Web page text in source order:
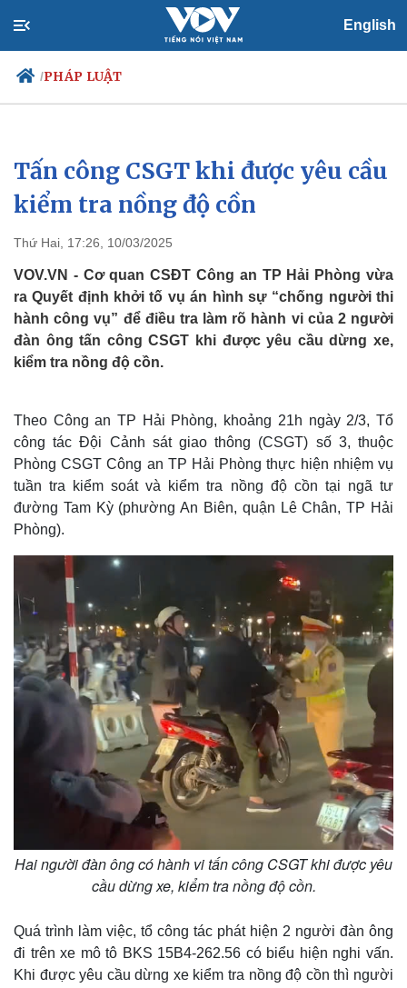
English
/PHÁP LUẬT
Chính trị
Đảng
Tổ chức nhân sự
Nhận diện sự thật
Xã hội
Tin 24h
Dự báo thời tiết
Việc làm
Biển đảo
Tấn công CSGT khi được yêu cầu
kiểm tra nồng độ cồn
Thứ Hai, 17:26, 10/03/2025
VOV.VN - Cơ quan CSĐT Công an TP Hải Phòng vừa
ra Quyết định khởi tố vụ án hình sự “chống người thi
hành công vụ” để điều tra làm rõ hành vi của 2 người
đàn ông tấn công CSGT khi được yêu cầu dừng xe,
kiểm tra nồng độ cồn.
Theo Công an TP Hải Phòng, khoảng 21h ngày 2/3, Tổ
công tác Đội Cảnh sát giao thông (CSGT) số 3, thuộc
Phòng CSGT Công an TP Hải Phòng thực hiện nhiệm vụ
tuần tra kiểm soát và kiểm tra nồng độ cồn tại ngã tư
đường Tam Kỳ (phường An Biên, quận Lê Chân, TP Hải
Phòng).
Hai người đàn ông có hành vi tấn công CSGT khi được yêu
cầu dừng xe, kiểm tra nồng độ cồn.
Quá trình làm việc, tổ công tác phát hiện 2 người đàn ông
đi trên xe mô tô BKS 15B4-262.56 có biểu hiện nghi vấn.
Khi được yêu cầu dừng xe kiểm tra nồng độ cồn thì người